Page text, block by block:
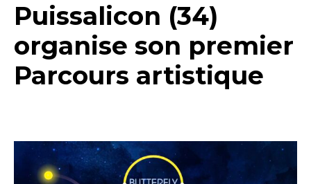
Puissalicon (34)
organise son premier
Parcours artistique